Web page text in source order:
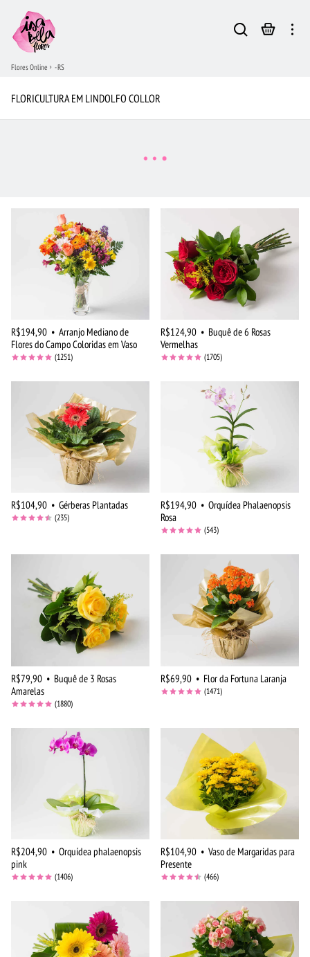
Flores Online - RS
FLORICULTURA EM LINDOLFO COLLOR
R$194,90 • Arranjo Mediano de
Flores do Campo Coloridas em Vaso
(1251)
R$124,90 • Buquê de 6 Rosas
Vermelhas
(1705)
R$104,90 • Gérberas Plantadas
(235)
R$194,90 • Orquídea Phalaenopsis
Rosa
(543)
R$79,90 • Buquê de 3 Rosas
Amarelas
(1880)
R$69,90 • Flor da Fortuna Laranja
(1471)
R$204,90 • Orquídea phalaenopsis
pink
(1406)
R$104,90 • Vaso de Margaridas para
Presente
(466)